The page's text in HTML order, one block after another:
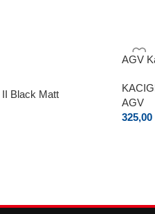
II Black Matt
AGV
AGV
325,00